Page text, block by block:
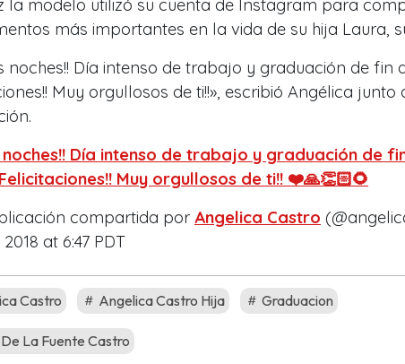
la modelo utilizó su cuenta de Instagram para
más importantes en la vida de su hija Laura,
noches!! Día intenso de trabajo y graduación de fin
Muy orgullosos de ti!!», escribió Angélica junto
noches!! Día intenso de trabajo y graduación de
Muy orgullosos de ti!! ❤️🙏👏🏻🌻
compartida por Angelica Castro
at 6:47 PDT
Castro Angelica Castro Hija Graduacion
La Fuente Castro